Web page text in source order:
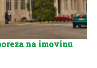
na imovinu